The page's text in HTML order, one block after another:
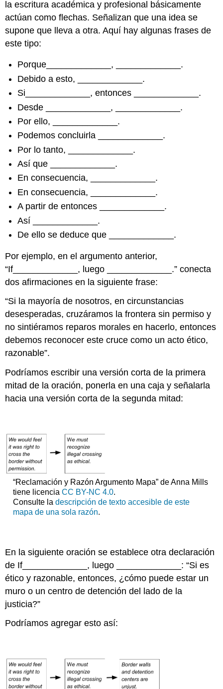
la escritura académica y profesional básicamente
actúan como flechas. Señalizan que una idea se
supone que lleva a otra. Aquí hay algunas frases de
este tipo:
Porque_____________, _____________.
Debido a esto, _____________.
Si_____________, entonces _____________.
Desde _____________, _____________.
Por ello, _____________.
Podemos concluirla _____________.
Por lo tanto, _____________.
Así que _____________.
En consecuencia, _____________.
En consecuencia, _____________.
A partir de entonces _____________.
Así _____________.
De ello se deduce que _____________.
Por ejemplo, en el argumento anterior,
“If_____________, luego _____________.” conecta
dos afirmaciones en la siguiente frase:
“Si la mayoría de nosotros, en circunstancias
desesperadas, cruzáramos la frontera sin permiso y
no sintiéramos reparos morales en hacerlo, entonces
debemos reconocer este cruce como un acto ético,
razonable”.
Podríamos escribir una versión corta de la primera
mitad de la oración, ponerla en una caja y señalarla
hacia una versión corta de la segunda mitad:
“Reclamación y Razón Argumento Mapa” de Anna Mills
tiene licencia CC BY-NC 4.0.
Consulte la descripción de texto accesible de este
mapa de una sola razón.
En la siguiente oración se establece otra declaración
de If_____________, luego _____________: “Si es
ético y razonable, entonces, ¿cómo puede estar un
muro o un centro de detención del lado de la
justicia?”
Podríamos agregar esto así: